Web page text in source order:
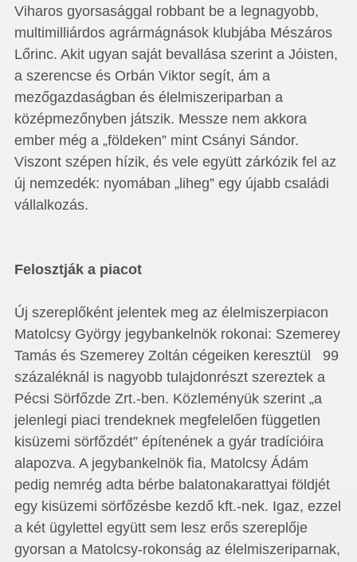
Viharos gyorsasággal robbant be a legnagyobb,
multimilliárdos agrármágnások klubjába Mészáros
Lőrinc. Akit ugyan saját bevallása szerint a Jóisten,
a szerencse és Orbán Viktor segít, ám a
mezőgazdaságban és élelmiszeriparban a
középmezőnyben játszik. Messze nem akkora
ember még a „földeken” mint Csányi Sándor.
Viszont szépen hízik, és vele együtt zárkózik fel az
új nemzedék: nyomában „liheg” egy újabb családi
vállalkozás.
Felosztják a piacot
Új szereplőként jelentek meg az élelmiszerpiacon
Matolcsy György jegybankelnök rokonai: Szemerey
Tamás és Szemerey Zoltán cégeiken keresztül 99
százaléknál is nagyobb tulajdonrészt szereztek a
Pécsi Sörfőzde Zrt.-ben. Közleményük szerint „a
jelenlegi piaci trendeknek megfelelően független
kisüzemi sörfőzdét” építenének a gyár tradícióira
alapozva. A jegybankelnök fia, Matolcsy Ádám
pedig nemrég adta bérbe balatonakarattyai földjét
egy kisüzemi sörfőzésbe kezdő kft.-nek. Igaz, ezzel
a két ügylettel együtt sem lesz erős szereplője
gyorsan a Matolcsy-rokonság az élelmiszeriparnak,